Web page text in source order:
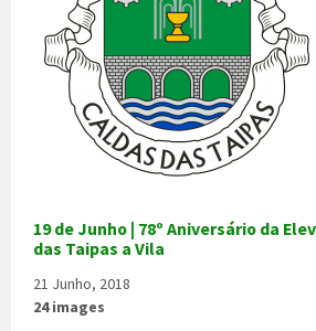
19 de Junho | 78º Aniversário da
das Taipas a Vila
21 Junho, 2018
24 images